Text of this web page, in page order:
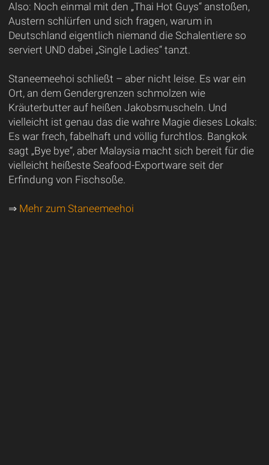
Also: Noch einmal mit den „Thai Hot Guys“ anstoßen,
Austern schlürfen und sich fragen, warum in
Deutschland eigentlich niemand die Schalentiere so
serviert UND dabei „Single Ladies“ tanzt.
Staneemeehoi schließt – aber nicht leise. Es war ein
Ort, an dem Gendergrenzen schmolzen wie
Kräuterbutter auf heißen Jakobsmuscheln. Und
vielleicht ist genau das die wahre Magie dieses Lokals:
Es war frech, fabelhaft und völlig furchtlos. Bangkok
sagt „Bye bye“, aber Malaysia macht sich bereit für die
vielleicht heißeste Seafood-Exportware seit der
Erfindung von Fischsoße.
⇒ Mehr zum Staneemeehoi